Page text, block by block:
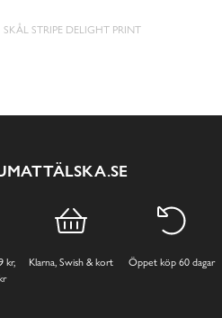
SKÅL STRIPE DELIGHT PRINT
kr,
Klarna, Swish & kort Öppet köp 60 dagar